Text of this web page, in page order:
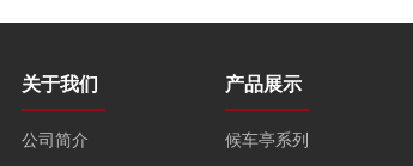
关于我们
公司简介
产品展示
候车亭系列